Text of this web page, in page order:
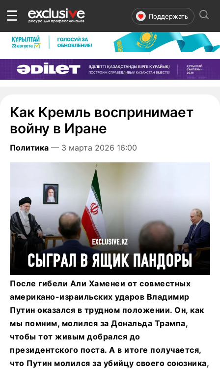
☰ Поддержать
Как Кремль воспринимает
войну в Иране
Политика — 3 марта 2026 16:00
После гибели Али Хаменеи от совместных
американо-израильских ударов Владимир
Путин оказался в трудном положении. Он, как
мы помним, молился за Дональда Трампа,
чтобы тот живым добрался до
президентского поста. А в итоге получается,
что Путин молился за убийцу своего союзника,